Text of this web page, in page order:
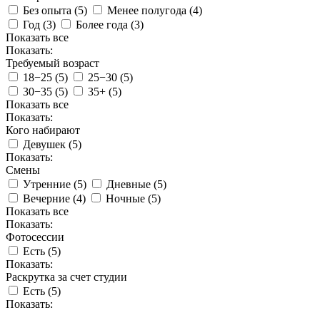
Без опыта (5) Менее полугода (4)
Год (3) Более года (3)
Показать все
Показать:
Требуемый возраст
18−25 (5) 25−30 (5)
30−35 (5) 35+ (5)
Показать все
Показать:
Кого набирают
Девушек (5)
Показать:
Смены
Утренние (5) Дневные (5)
Вечерние (4) Ночные (5)
Показать все
Показать:
Фотосессии
Есть (5)
Показать:
Раскрутка за счет студии
Есть (5)
Показать: